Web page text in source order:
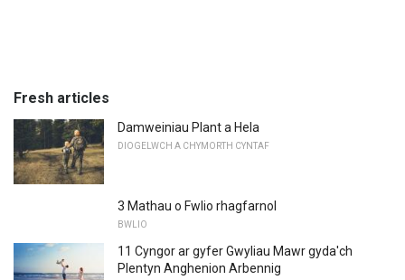
Fresh articles
Damweiniau Plant a Hela
DIOGELWCH A CHYMORTH CYNTAF
3 Mathau o Fwlio rhagfarnol
BWLIO
11 Cyngor ar gyfer Gwyliau Mawr gyda'ch
Plentyn Anghenion Arbennig